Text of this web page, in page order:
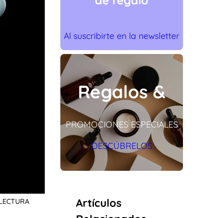
Al suscribirte en la newsletter
Regalos &
PROMOCIONES ESPECIALES
DESCÚBRELOS
Artículos